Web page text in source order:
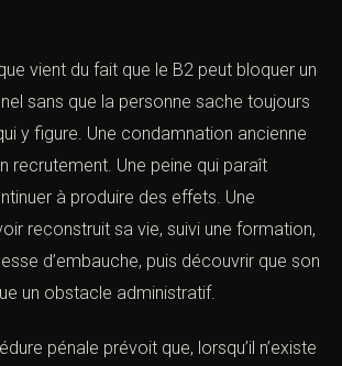
complet que le B1, réservé
vient du fait que le B2 peut bloquer
sans que la personne sache
ce qui y figure. Une condamnation
un recrutement. Une peine qui
continuer à produire des effets. Une
reconstruit sa vie, suivi une
promesse d’embauche, puis